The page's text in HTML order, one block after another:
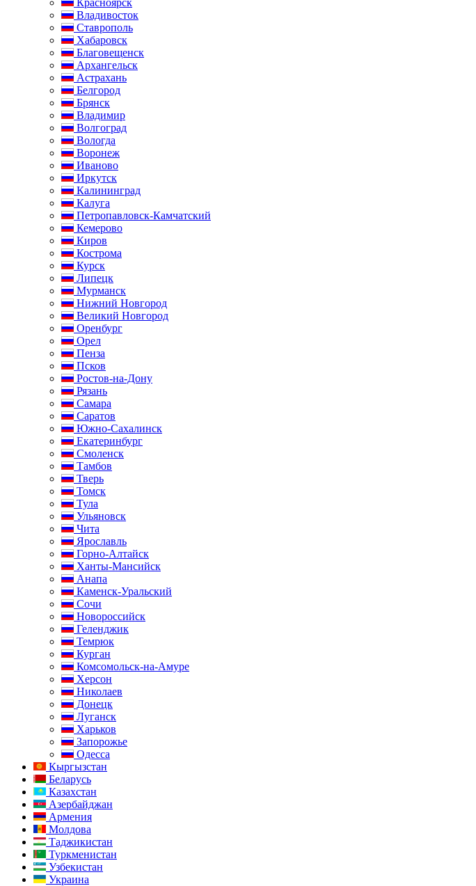
Красноярск
Владивосток
Ставрополь
Хабаровск
Благовещенск
Архангельск
Астрахань
Белгород
Брянск
Владимир
Волгоград
Вологда
Воронеж
Иваново
Иркутск
Калининград
Калуга
Петропавловск-Камчатский
Кемерово
Киров
Кострома
Курск
Липецк
Мурманск
Нижний Новгород
Великий Новгород
Оренбург
Орел
Пенза
Псков
Ростов-на-Дону
Рязань
Самара
Саратов
Южно-Сахалинск
Екатеринбург
Смоленск
Тамбов
Тверь
Томск
Тула
Ульяновск
Чита
Ярославль
Горно-Алтайск
Ханты-Мансийск
Анапа
Каменск-Уральский
Сочи
Новороссийск
Геленджик
Темрюк
Курган
Комсомольск-на-Амуре
Херсон
Николаев
Донецк
Луганск
Харьков
Запорожье
Одесса
Кыргызстан
Беларусь
Казахстан
Азербайджан
Армения
Молдова
Таджикистан
Туркменистан
Узбекистан
Украина